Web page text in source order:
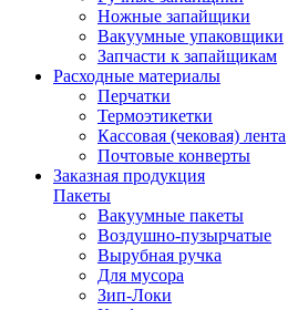
Ножные запайщики
Вакуумные упаковщики
Запчасти к запайщикам
Расходные материалы
Перчатки
Термоэтикетки
Кассовая (чековая) лента
Почтовые конверты
Заказная продукция
Пакеты
Вакуумные пакеты
Воздушно-пузырчатые
Вырубная ручка
Для мусора
Зип-Локи